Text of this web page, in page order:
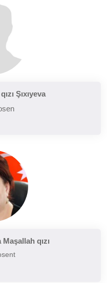
Şıxıyeva
qızı